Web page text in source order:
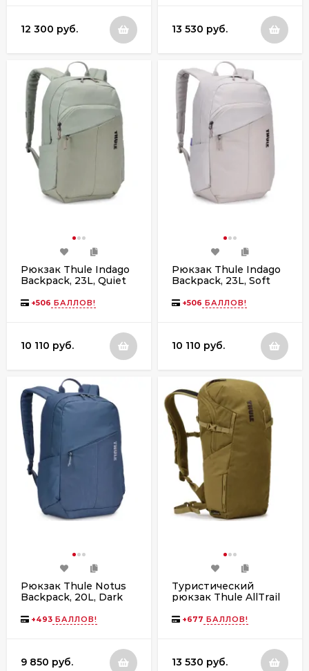
12 300 руб. 13 530 руб.
Рюкзак Thule Indago
Backpack, 23L, Quiet
+506 БАЛЛОВ!
10 110 руб.
Рюкзак Thule Indago
Backpack, 23L, Soft
+506 БАЛЛОВ!
10 110 руб.
Рюкзак Thule Notus
Backpack, 20L, Dark
+493 БАЛЛОВ!
9 850 руб.
Туристический
рюкзак Thule AllTrail
+677 БАЛЛОВ!
13 530 руб.